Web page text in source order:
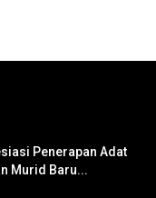
Penerapan Adat
Murid Baru...